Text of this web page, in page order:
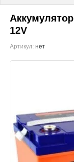
12V
Артикул: нет